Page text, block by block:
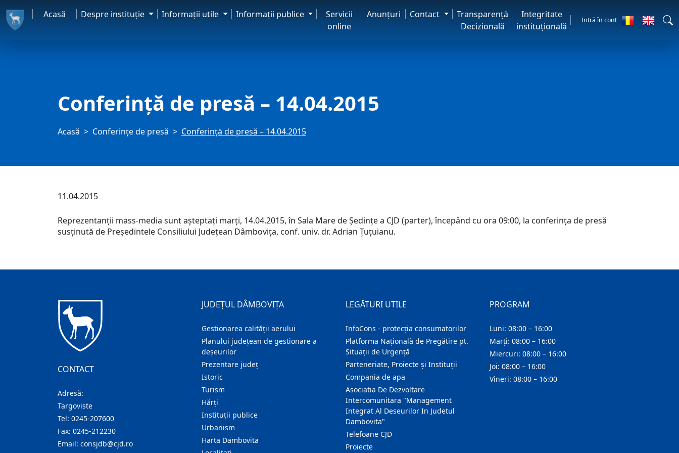
Acasă Despre instituţie Informaţii utile Informaţii publice
Servicii
online
Anunţuri Contact
Transparență
Decizională
Integritate
instituțională
Intră în cont
Conferință de presă – 14.04.2015
Acasă Conferințe de presă Conferință de presă – 14.04.2015
11.04.2015
Reprezentanții mass-media sunt așteptați marți, 14.04.2015, în Sala Mare de Ședințe a CJD (parter), începând cu ora 09:00, la conferința de presă
susținută de Președintele Consiliului Județean Dâmbovița, conf. univ. dr. Adrian Țuțuianu.
CONTACT
Adresă:
Targoviste
Tel: 0245-207600
Fax: 0245-212230
Email: consjdb@cjd.ro
JUDEȚUL DÂMBOVIȚA
Gestionarea calității aerului
Planului județean de gestionare a
deșeurilor
Prezentare judeţ
Istoric
Turism
Hărţi
Instituţii publice
Urbanism
Harta Dambovita
LEGĂTURI UTILE
InfoCons - protecția consumatorilor
Platforma Națională de Pregătire pt.
Situații de Urgență
Parteneriate, Proiecte și Instituții
Compania de apa
Asociatia De Dezvoltare
Intercomunitara "Management
Integrat Al Deseurilor In Judetul
Dambovita"
Telefoane CJD
Proiecte
PROGRAM
Luni: 08:00 – 16:00
Marți: 08:00 – 16:00
Miercuri: 08:00 – 16:00
Joi: 08:00 – 16:00
Vineri: 08:00 – 16:00